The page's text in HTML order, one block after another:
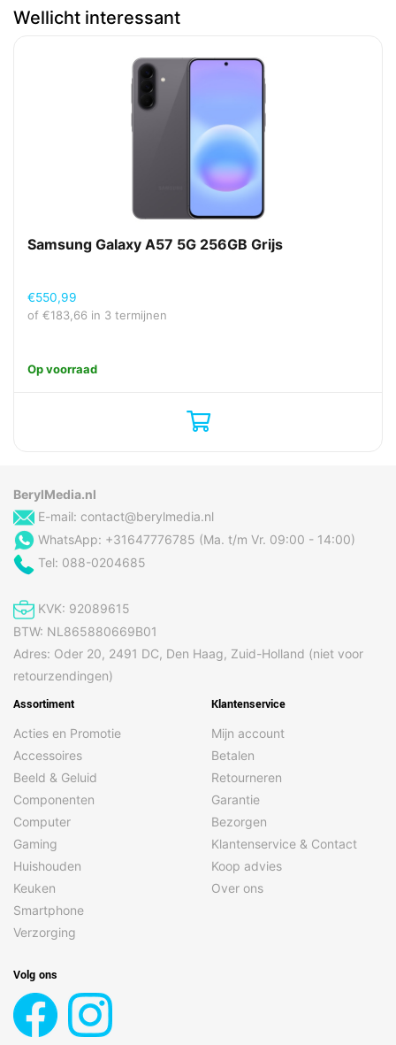
Merkspecifieke
technologieën
1080 x 2340 Pixels
Type beeldschermglas
Diafragmaopening van
de derde achtercamera
Gezichtsveldshoek
78°
(FOV) tweede
achtercamera
Macrofotografie
Ja
Maximale
Omvang optische
sensor
Ondersteunde
beeldformaten voor
camera's
DNG, HEIF, JPEG
Panorama
Pixelgrootte
achtercamera
8 µm
Pixelgrootte derde
1,12 µm
Pixelgrootte tweede
achtercamera
1,12 µm
Portretstand
Resolutie bij
opnamesnelheid
Resolutie camera
achterzijde (numeriek)
Resolutie camera
Wellicht interessant
Samsung Galaxy A57 5G 256GB Grijs
€550,99
of €183,66 in 3 termijnen
Op voorraad
BerylMedia.nl
E-mail: contact@berylmedia.nl
WhatsApp: +31647776785 (Ma. t/m Vr. 09:00 - 14:00)
Tel: 088-0204685
KVK: 92089615
BTW: NL865880669B01
Adres: Oder 20, 2491 DC, Den Haag, Zuid-Holland (niet voor
retourzendingen)
Assortiment
Acties en Promotie
Accessoires
Beeld & Geluid
Componenten
Computer
Gaming
Huishouden
Keuken
Smartphone
Verzorging
Klantenservice
Mijn account
Betalen
Retourneren
Garantie
Bezorgen
Klantenservice & Contact
Koop advies
Over ons
Volg ons